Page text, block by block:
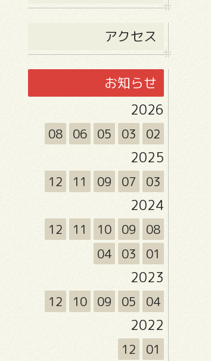
アクセス
お知らせ
2026
08 06 05 03 02
2025
12 11 09 07 03
2024
12 11 10 09
08
04
03 01
2023
12 10 09 05 04
2022
12 01